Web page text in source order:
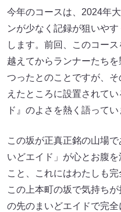
今年のコースは、2024年
ンが少なく記録が狙いや
します。前回、このコー
越えてからランナーたち
つったとのことですが、
えたところに設置されて
ド』のよさを熱く語ってい
この坂が正真正銘の山場
いどエイド」が心とお腹
こと、これにはわたしも
この上本町の坂で気持ち
の先のまいどエイドで完全